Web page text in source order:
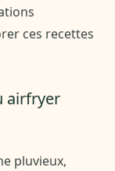
ces recettes
airfryer
pluvieux,